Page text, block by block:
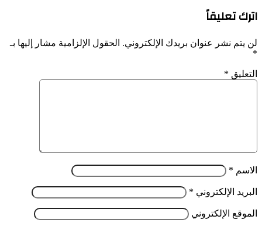
اترك تعليقاً
لن يتم نشر عنوان بريدك الإلكتروني. الحقول الإلزامية مشار إليها بـ
*
التعليق *
الاسم *
البريد الإلكتروني *
الموقع الإلكتروني